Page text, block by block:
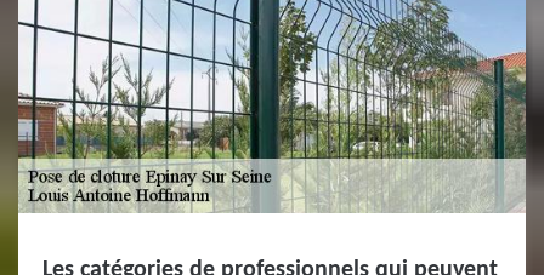
Les catégories de professionnels qui peuvent